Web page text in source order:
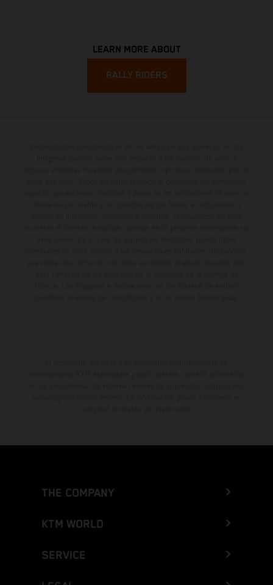
LEARN MORE ABOUT
RALLY RIDERS
THE COMPANY
KTM WORLD
SERVICE